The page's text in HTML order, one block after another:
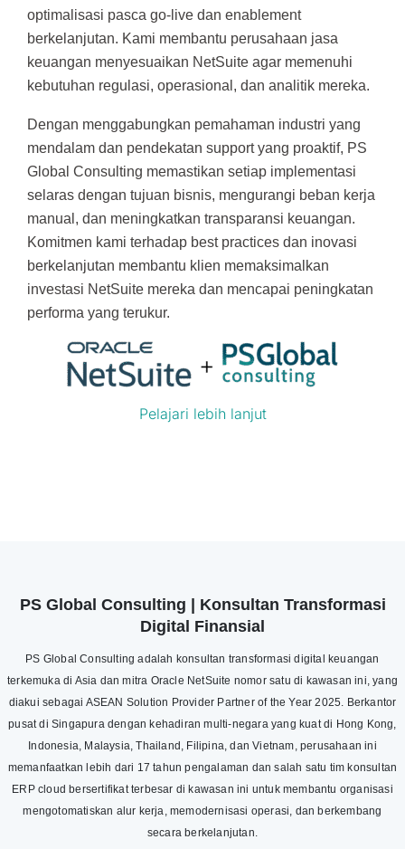
optimalisasi pasca go-live dan enablement
berkelanjutan. Kami membantu perusahaan jasa
keuangan menyesuaikan NetSuite agar memenuhi
kebutuhan regulasi, operasional, dan analitik mereka.
Dengan menggabungkan pemahaman industri yang
mendalam dan pendekatan support yang proaktif, PS
Global Consulting memastikan setiap implementasi
selaras dengan tujuan bisnis, mengurangi beban kerja
manual, dan meningkatkan transparansi keuangan.
Komitmen kami terhadap best practices dan inovasi
berkelanjutan membantu klien memaksimalkan
investasi NetSuite mereka dan mencapai peningkatan
performa yang terukur.
Pelajari lebih lanjut
PS Global Consulting | Konsultan Transformasi
Digital Finansial
PS Global Consulting adalah konsultan transformasi digital keuangan
terkemuka di Asia dan mitra Oracle NetSuite nomor satu di kawasan ini, yang
diakui sebagai ASEAN Solution Provider Partner of the Year 2025. Berkantor
pusat di Singapura dengan kehadiran multi-negara yang kuat di Hong Kong,
Indonesia, Malaysia, Thailand, Filipina, dan Vietnam, perusahaan ini
memanfaatkan lebih dari 17 tahun pengalaman dan salah satu tim konsultan
ERP cloud bersertifikat terbesar di kawasan ini untuk membantu organisasi
mengotomatiskan alur kerja, memodernisasi operasi, dan berkembang
secara berkelanjutan.